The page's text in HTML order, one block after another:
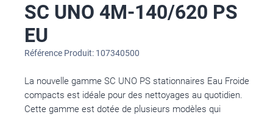
SC UNO 4M-140/620 PS
EU
Référence Produit: 107340500
La nouvelle gamme SC UNO PS stationnaires Eau Froide
compacts est idéale pour des nettoyages au quotidien.
Cette gamme est dotée de plusieurs modèles qui